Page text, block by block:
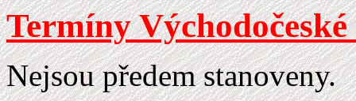
Termíny
Nejsou předem stanoveny.